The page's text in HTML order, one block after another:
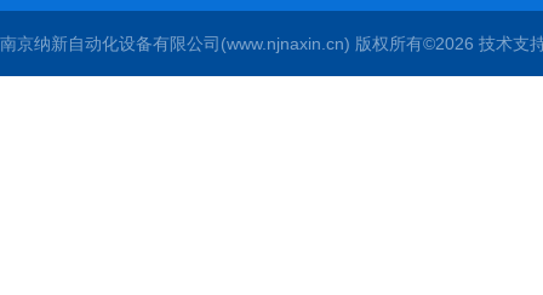
南京纳新自动化设备有限公司(www.njnaxin.cn) 版权所有©2026 技术支